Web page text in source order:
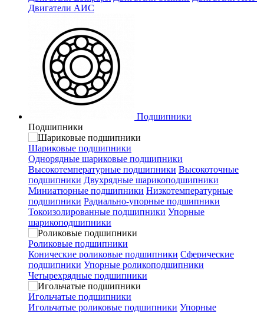
Двигатели АИС
Подшипники
Подшипники
Шариковые подшипники
Однорядные шариковые подшипники
Высокотемпературные подшипники Высокоточные
подшипники Двухрядные шарикоподшипники
Миниатюрные подшипники Низкотемпературные
подшипники Радиально-упорные подшипники
Токоизолированные подшипники Упорные
шарикоподшипники
Роликовые подшипники
Конические роликовые подшипники Сферические
подшипники Упорные роликоподшипники
Четырехрядные подшипники
Игольчатые подшипники
Игольчатые роликовые подшипники Упорные